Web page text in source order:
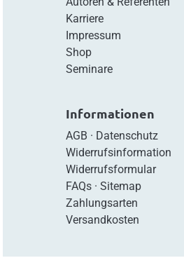
Karriere
Impressum
Shop
Seminare
Informationen
AGB · Datenschutz
Widerrufsinformation
Widerrufsformular
FAQs· Sitemap
Zahlungsarten
Versandkosten